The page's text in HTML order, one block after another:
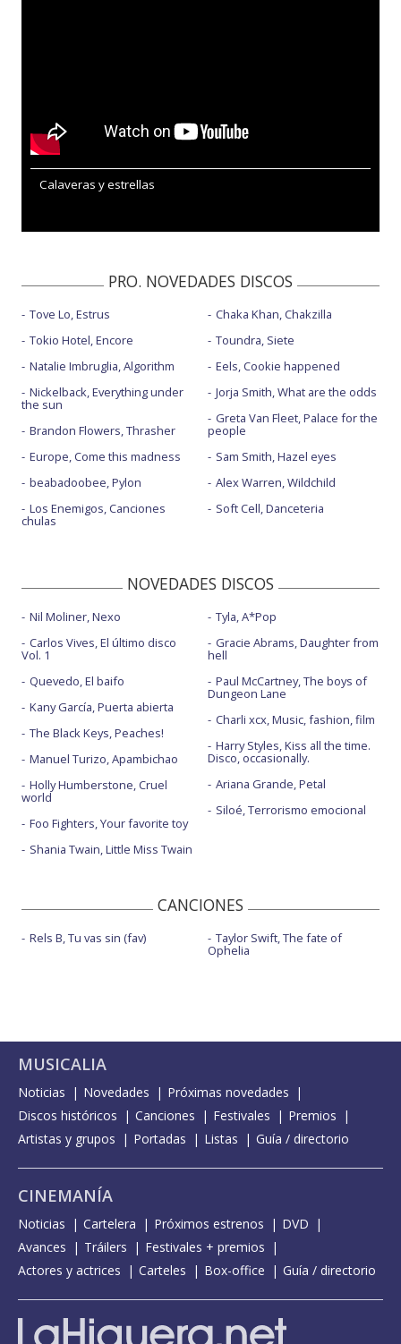
Calaveras y estrellas
PRO. NOVEDADES DISCOS
Tove Lo, Estrus
Tokio Hotel, Encore
Natalie Imbruglia, Algorithm
Nickelback, Everything under
the sun
Brandon Flowers, Thrasher
Europe, Come this madness
beabadoobee, Pylon
Los Enemigos, Canciones
chulas
Chaka Khan, Chakzilla
Toundra, Siete
Eels, Cookie happened
Jorja Smith, What are the odds
Greta Van Fleet, Palace for the
people
Sam Smith, Hazel eyes
Alex Warren, Wildchild
Soft Cell, Danceteria
NOVEDADES DISCOS
Nil Moliner, Nexo
Carlos Vives, El último disco
Vol. 1
Quevedo, El baifo
Kany García, Puerta abierta
The Black Keys, Peaches!
Manuel Turizo, Apambichao
Holly Humberstone, Cruel
world
Foo Fighters, Your favorite toy
Shania Twain, Little Miss Twain
Tyla, A*Pop
Gracie Abrams, Daughter from
hell
Paul McCartney, The boys of
Dungeon Lane
Charli xcx, Music, fashion, film
Harry Styles, Kiss all the time.
Disco, occasionally.
Ariana Grande, Petal
Siloé, Terrorismo emocional
CANCIONES
Rels B, Tu vas sin (fav) Taylor Swift, The fate of
Ophelia
MUSICALIA
Noticias Novedades
Próximas novedades
Discos históricos
Canciones Festivales
Premios
Artistas y grupos
Portadas Listas Guía / directorio
CINEMANÍA
Noticias Cartelera Próximos estrenos
DVD
Avances
Tráilers
Festivales + premios
Actores y actrices
Carteles Box-office Guía / directorio